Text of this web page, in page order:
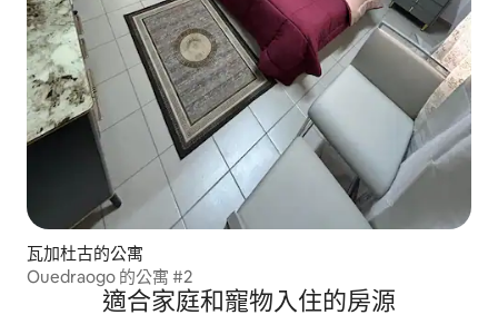
瓦加杜古的公寓
Ouedraogo 的公寓 #2
適合家庭和寵物入住的房源